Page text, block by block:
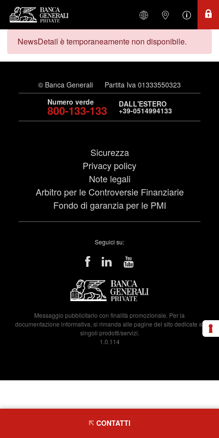
NewsDetail è temporaneamente non disponibile.
© Banca Generali
Partita Iva 01333550323
Numero verde
800-133-133 DALL'ESTERO
+39-0514994133
Sicurezza
Privacy policy
Note legali
Arbitro per le Controversie Finanziarie
Fondo di garanzia per le PMI
Seguici su:
Messaggio pubblicitario con finalità promozionale. Per la
documentazione informativa, si rimanda alle pagine del sito dedicate ai
singoli prodotti/servizi.
1.0.114
CONTATTI